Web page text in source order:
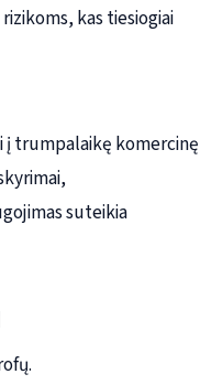
kas tiesiogiai
į trumpalaikę komercinę
suteikia